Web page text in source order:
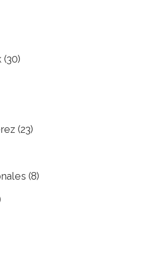
(30)
(23)
(8)